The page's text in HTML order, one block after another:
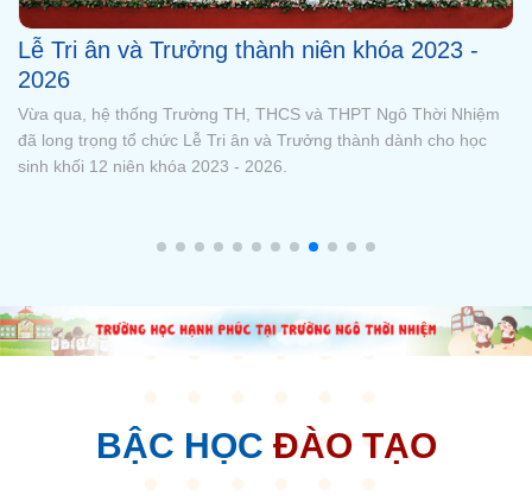
Tổng kết năm học 2025 - 2026 với nhiều dấu
ấn đáng tự hào
Buổi lễ là dịp để thầy và trò cùng nhìn lại những kết quả đã đạt
được trong năm học vừa qua, đồng thời tuyên dương, khen
thưởng các tập thể và cá nhân có thành tích xuất sắc trong học
BẬC HỌC ĐÀO TẠO